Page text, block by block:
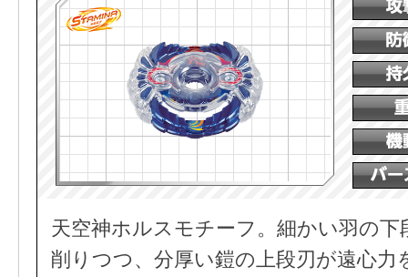
天空神ホルスモチーフ。細かい羽の
削りつつ、分厚い鎧の上段刃が遠心